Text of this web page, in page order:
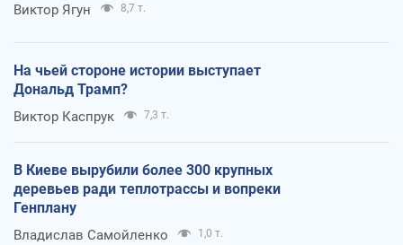
Виктор Ягун 8,7 т.
На чьей стороне истории выступает
Дональд Трамп?
Виктор Каспрук 7,3 т.
В Киеве вырубили более 300 крупных
деревьев ради теплотрассы и вопреки
Генплану
Владислав Самойленко 1,0 т.